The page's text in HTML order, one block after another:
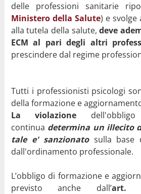
delle professioni sanitarie
Ministero della Salute) e
alla tutela della salute,deve
ECM al pari degli altri
prescindere dal regime
Tutti i professionisti psicologi
della formazione e
La violazione
continua determina un illecito
tale e' sanzionatosulla base
dall'ordinamento professionale.
L’obbligo di formazione e
previsto anche dall’